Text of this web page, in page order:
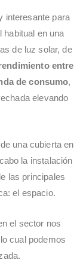
interesante para
habitual en una
de luz solar, de
entre
de consumo,
elevando
una cubierta en
la instalación
las principales
el espacio.
el sector nos
cual podemos